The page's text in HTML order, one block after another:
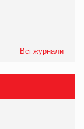
Всі журнали